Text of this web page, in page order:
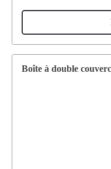
Boîte à double